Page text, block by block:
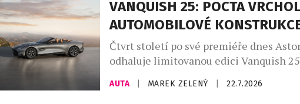
života tohoto prestižního střediska.
nevzniklo pouze z marketingových
Madonna […]
VANQUISH 25: POCTA
AUTOMOBILOVÉ
Čtvrt století po své premiéře dnes
odhaluje limitovanou edici Vanquish
automobilu, vytvořenou zakázkovým
AUTA MAREK ZELENÝ 22.7.2026